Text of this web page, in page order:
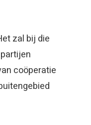
zal bij die
coöperatie